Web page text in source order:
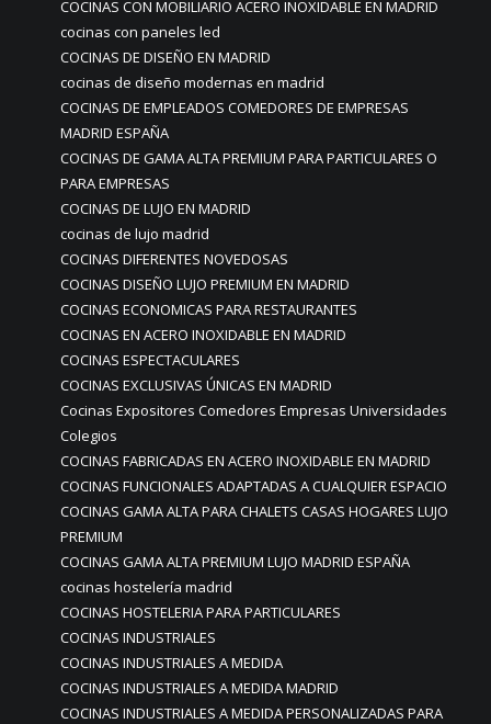
COCINAS CON MOBILIARIO ACERO INOXIDABLE EN MADRID
cocinas con paneles led
COCINAS DE DISEÑO EN MADRID
cocinas de diseño modernas en madrid
COCINAS DE EMPLEADOS COMEDORES DE EMPRESAS
MADRID ESPAÑA
COCINAS DE GAMA ALTA PREMIUM PARA PARTICULARES O
PARA EMPRESAS
COCINAS DE LUJO EN MADRID
cocinas de lujo madrid
COCINAS DIFERENTES NOVEDOSAS
COCINAS DISEÑO LUJO PREMIUM EN MADRID
COCINAS ECONOMICAS PARA RESTAURANTES
COCINAS EN ACERO INOXIDABLE EN MADRID
COCINAS ESPECTACULARES
COCINAS EXCLUSIVAS ÚNICAS EN MADRID
Cocinas Expositores Comedores Empresas Universidades
Colegios
COCINAS FABRICADAS EN ACERO INOXIDABLE EN MADRID
COCINAS FUNCIONALES ADAPTADAS A CUALQUIER ESPACIO
COCINAS GAMA ALTA PARA CHALETS CASAS HOGARES LUJO
PREMIUM
COCINAS GAMA ALTA PREMIUM LUJO MADRID ESPAÑA
cocinas hostelería madrid
COCINAS HOSTELERIA PARA PARTICULARES
COCINAS INDUSTRIALES
COCINAS INDUSTRIALES A MEDIDA
COCINAS INDUSTRIALES A MEDIDA MADRID
COCINAS INDUSTRIALES A MEDIDA PERSONALIZADAS PARA